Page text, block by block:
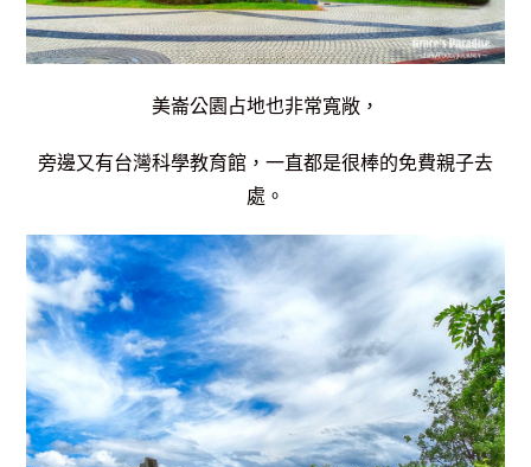
美崙公園占地也非常寬敞，
旁邊又有台灣科學教育館，一直都是很棒的免費親子去
處。